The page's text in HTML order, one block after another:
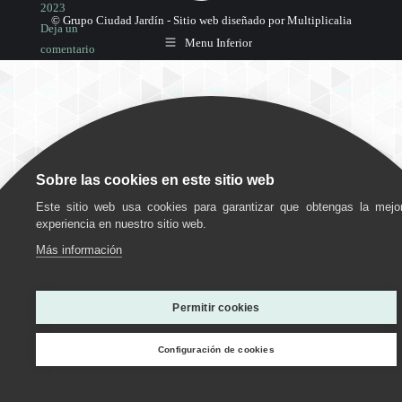
2023
Deja un
comentario
© Grupo Ciudad Jardín - Sitio web diseñado por Multiplicalia
Menu Inferior
Utilizamos cookies para ofrecerte la mejor experiencia en
Puedes aprender más sobre qué cookies utilizamos o
desactivarlas en losajustes.
Sobre las cookies en este sitio web
Este sitio web usa cookies para garantizar que obtengas la
experiencia en nuestro sitio web.
Más información
Permitir cookies
Configuración de cookies